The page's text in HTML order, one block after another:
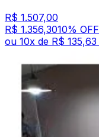
R$ 1.507,00
R$ 1.356,3010% OFF
ou 10x de R$ 135,63